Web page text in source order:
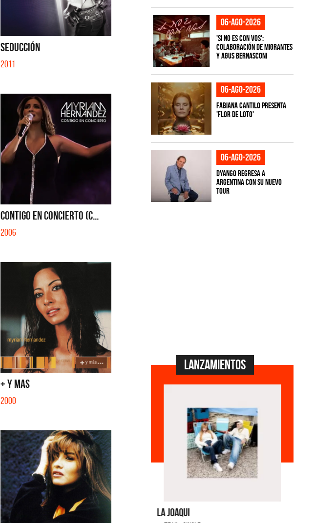
SEDUCCIÓN
2011
CONTIGO EN CONCIERTO (C...
2006
+ Y MAS
2000
06-ago-2026
'Si No Es Con Vos':
colaboración de Migrantes
y Agus Bernasconi
06-ago-2026
Fabiana Cantilo presenta
'Flor de Loto'
06-ago-2026
Dyango regresa a
Argentina con su nuevo
tour
Lanzamientos
La Joaqui